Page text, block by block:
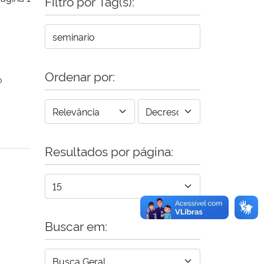
Ordenar por:
Resultados por página:
Buscar em: